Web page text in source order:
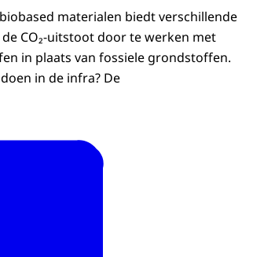
materialen biedt verschillende
CO₂-uitstoot door te werken met
in plaats van fossiele grondstoffen.
in de infra? De